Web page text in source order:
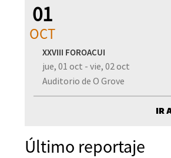
01
OCT
XXVIII FOROACUI
jue, 01 oct - vie, 02 oct
Auditorio de O Grove
IR
Último reportaje